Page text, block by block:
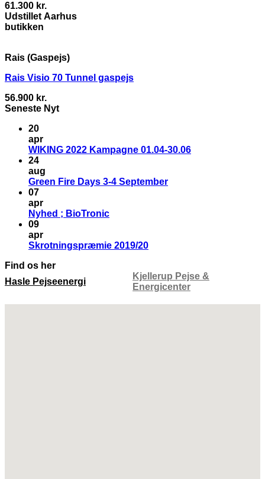
61.300 kr.
Udstillet Aarhus
butikken
Rais (Gaspejs)
Rais Visio 70 Tunnel gaspejs
56.900 kr.
Seneste Nyt
20
apr
WIKING 2022 Kampagne 01.04-30.06
24
aug
Green Fire Days 3-4 September
07
apr
Nyhed ; BioTronic
09
apr
Skrotningspræmie 2019/20
Find os her
Hasle Pejseenergi
Kjellerup Pejse &
Energicenter